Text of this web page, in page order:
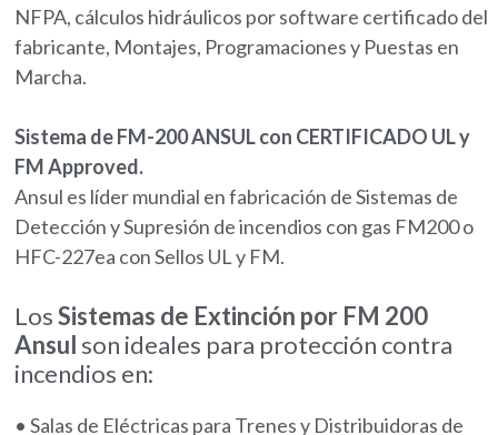
NFPA, cálculos hidráulicos por software certificado del
fabricante, Montajes, Programaciones y Puestas en
Marcha.
Sistema de FM-200 ANSUL con CERTIFICADO UL y
FM Approved.
Ansul es líder mundial en fabricación de Sistemas de
Detección y Supresión de incendios con gas FM200 o
HFC-227ea con Sellos UL y FM.
LosSistemas de Extinción por FM 200
Ansul son ideales para protección contra
incendios en:
• Salas de Eléctricas para Trenes y Distribuidoras de